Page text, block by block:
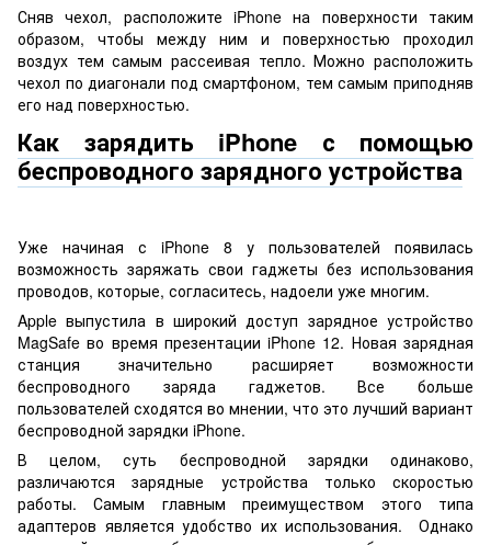
Сняв чехол, расположите iPhone на поверхности таким
образом, чтобы между ним и поверхностью проходил
воздух тем самым рассеивая тепло. Можно расположить
чехол по диагонали под смартфоном, тем самым приподняв
его над поверхностью.
Как зарядить iPhone с помощью
беспроводного зарядного устройства
Уже начиная с iPhone 8 у пользователей появилась
возможность заряжать свои гаджеты без использования
проводов, которые, согласитесь, надоели уже многим.
Apple выпустила в широкий доступ зарядное устройство
MagSafe во время презентации iPhone 12. Новая зарядная
станция значительно расширяет возможности
беспроводного заряда гаджетов. Все больше
пользователей сходятся во мнении, что это лучший вариант
беспроводной зарядки iPhone.
В целом, суть беспроводной зарядки одинаково,
различаются зарядные устройства только скоростью
работы. Самым главным преимуществом этого типа
адаптеров является удобство их использования. Однако